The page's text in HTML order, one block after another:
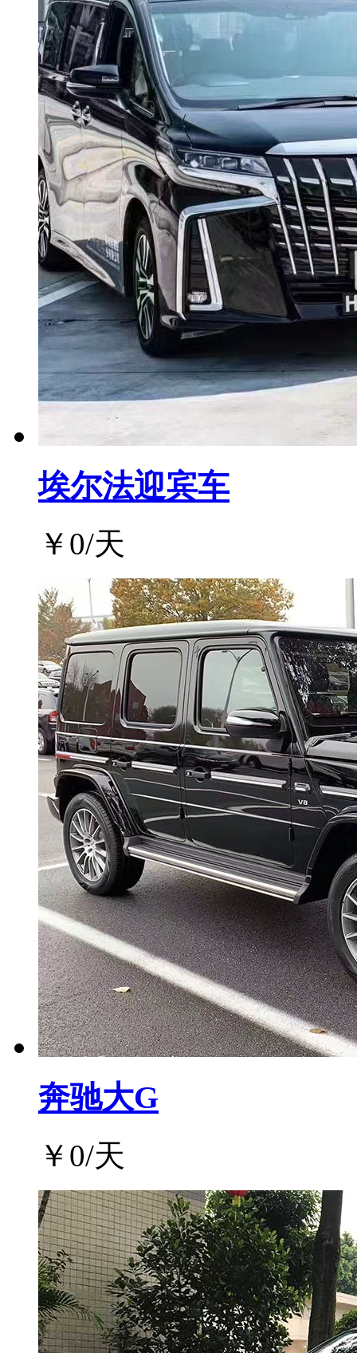
埃尔法迎宾车
￥ 0/天
奔驰大G
￥ 0/天